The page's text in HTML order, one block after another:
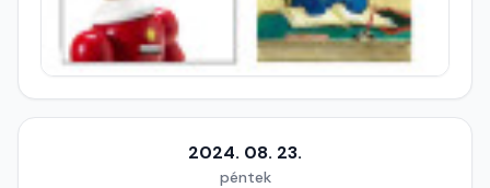
2024. 08. 23.
péntek